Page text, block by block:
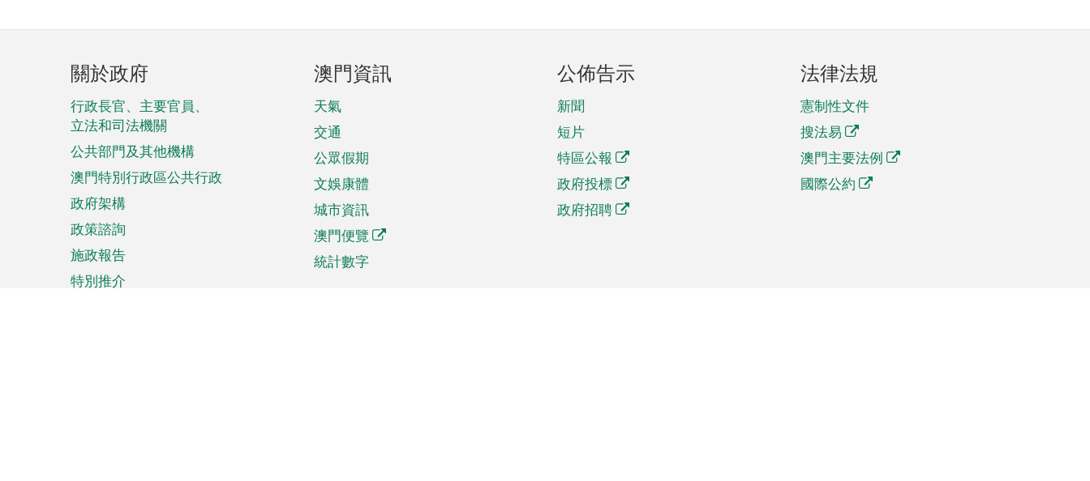
頁
腳
菜
單
關於政府
行政長官、主要官員、
立法和司法機關
公共部門及其他機構
澳門特別行政區公共行政
政府架構
政策諮詢
施政報告
特別推介
澳門資訊
天氣
交通
公眾假期
文娛康體
城市資訊
澳門便覽
統計數字
公佈告示
新聞
短片
特區公報
政府投標
政府招聘
法律法規
憲制性文件
搜法易
澳門主要法例
國際公約